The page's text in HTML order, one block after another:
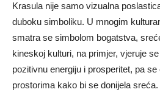
Krasula nije samo vizualna
duboku simboliku. U mnogim
smatra se simbolom bogatstva,
kineskoj kulturi, na primjer, vjeruje
pozitivnu energiju i prosperitet, pa
prostorima kako bi se donijela